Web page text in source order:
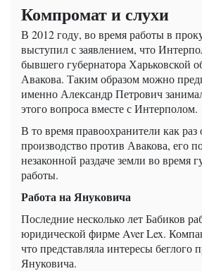
Компромат и слухи
В 2012 году, во время работы в
выступил с заявлением, что
бывшего губернатора Харьковской
Авакова. Таким образом можно
именно Александр Петрович
этого вопроса вместе с Интерполом.
В то время правоохранители как
производство против Авакова, его
незаконной раздаче земли во время
работы.
Работа на Януковича
Последние несколько лет Бабиков
юридической фирме Aver Lex.
что представляла интересы беглого
Януковича.